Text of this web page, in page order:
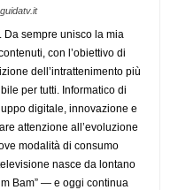
Da sempre unisco la mia
con l’obiettivo di
dell’intrattenimento più
per tutti. Informatico di
digitale, innovazione e
attenzione all’evoluzione
modalità di consumo
nasce da lontano
Bam” — e oggi continua